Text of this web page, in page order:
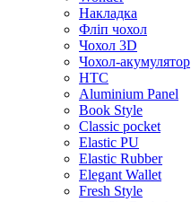
Накладка
Фліп чохол
Чохол 3D
Чохол-акумулятор
HTC
Aluminium Panel
Book Style
Classic pocket
Elastic PU
Elastic Rubber
Elegant Wallet
Fresh Style